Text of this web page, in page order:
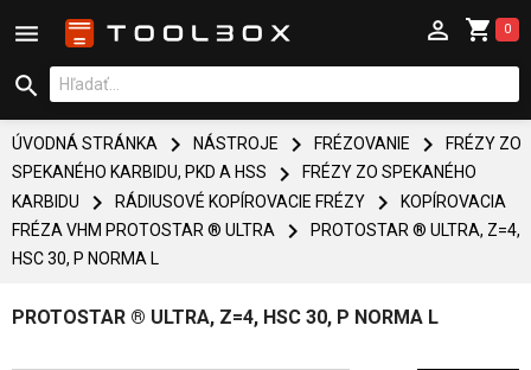
  0


ÚVODNÁ STRÁNKA  NÁSTROJE  FRÉZOVANIE 
FRÉZY ZO
SPEKANÉHO KARBIDU, PKD A HSS

FRÉZY ZO SPEKANÉHO
KARBIDU
 RÁDIUSOVÉ KOPÍROVACIE FRÉZY 
KOPÍROVACIA
FRÉZA VHM PROTOSTAR ® ULTRA

PROTOSTAR ® ULTRA, Z=4,
HSC 30, P NORMA L
PROTOSTAR ® ULTRA, Z=4, HSC 30, P NORMA L